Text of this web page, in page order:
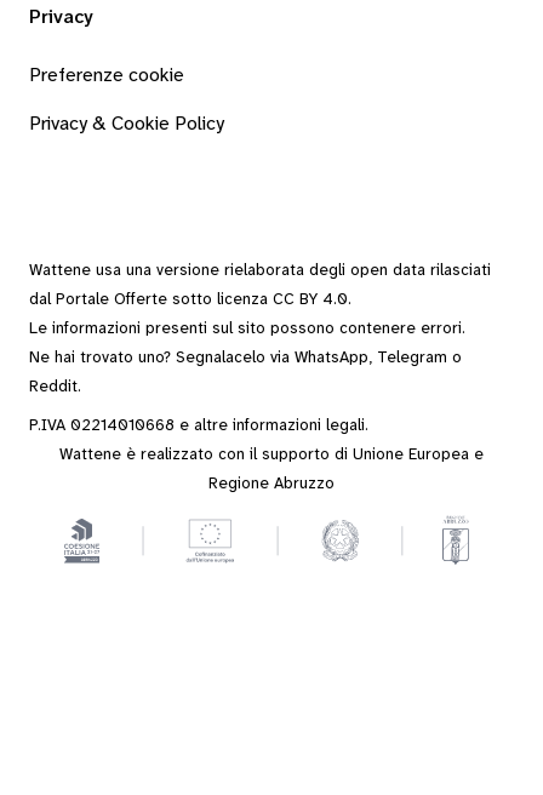
Privacy
Preferenze cookie
Privacy & Cookie Policy
Wattene usa una versione rielaborata degli open data rilasciati
dal Portale Offerte sotto licenza CC BY 4.0.
Le informazioni presenti sul sito possono contenere errori.
Ne hai trovato uno? Segnalacelo via WhatsApp, Telegram o
Reddit.
P.IVA 02214010668 e altre informazioni legali.
Wattene è realizzato con il supporto di Unione Europea e
Regione Abruzzo